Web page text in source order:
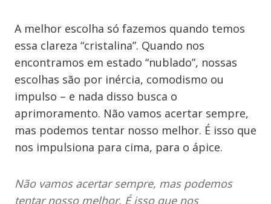
A melhor escolha só fazemos quando temos
essa clareza “cristalina”. Quando nos
encontramos em estado “nublado”, nossas
escolhas são por inércia, comodismo ou
impulso – e nada disso busca o
aprimoramento. Não vamos acertar sempre,
mas podemos tentar nosso melhor. É isso que
nos impulsiona para cima, para o ápice.
Não vamos acertar sempre, mas podemos
tentar nosso melhor. É isso que nos